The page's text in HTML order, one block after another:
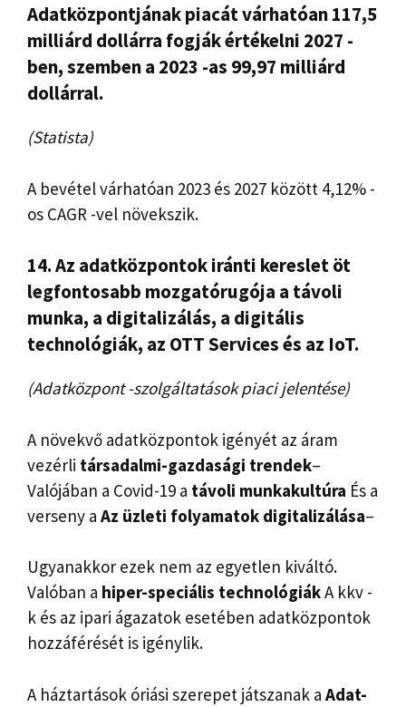
Adatközpontjának piacát várhatóan 117,5
milliárd dollárra fogják értékelni 2027 -
ben, szemben a 2023 -as 99,97 milliárd
dollárral.
(Statista)
A bevétel várhatóan 2023 és 2027 között 4,12% -
os CAGR -vel növekszik.
14. Az adatközpontok iránti kereslet öt
legfontosabb mozgatórugója a távoli
munka, a digitalizálás, a digitális
technológiák, az OTT Services és az IoT.
(Adatközpont -szolgáltatások piaci jelentése)
A növekvő adatközpontok igényét az áram
vezérli társadalmi-gazdasági trendek–
Valójában a Covid-19 a távoli munkakultúra És a
verseny a Az üzleti folyamatok digitalizálása–
Ugyanakkor ezek nem az egyetlen kiváltó.
Valóban a hiper-speciális technológiákA kkv -
k és az ipari ágazatok esetében adatközpontok
hozzáférését is igénylik.
A háztartások óriási szerepet játszanak a Adat-